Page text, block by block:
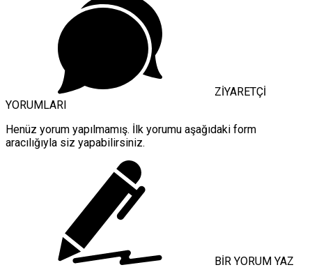
ZİYARETÇİ
YORUMLARI
Henüz yorum yapılmamış. İlk yorumu aşağıdaki form
aracılığıyla siz yapabilirsiniz.
BİR YORUM YAZ